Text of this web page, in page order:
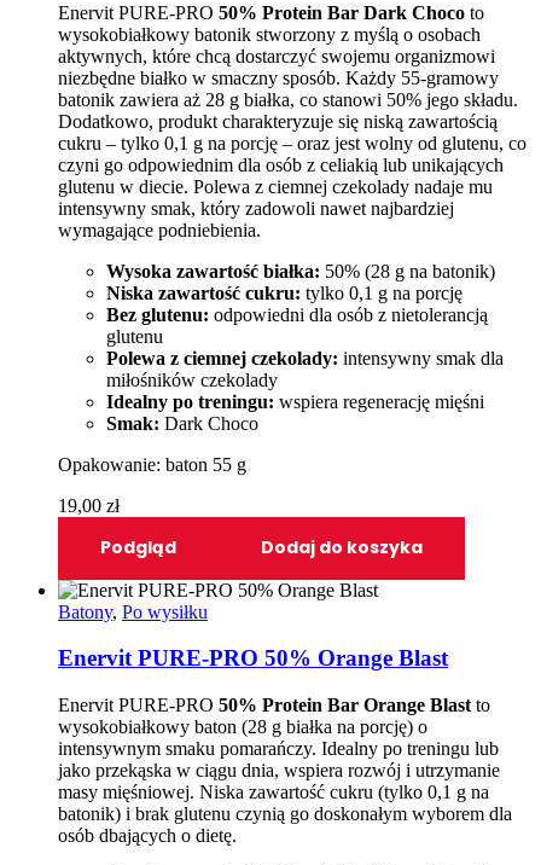
Enervit PURE-PRO 50% Protein Bar Dark Choco to
wysokobiałkowy batonik stworzony z myślą o osobach
aktywnych, które chcą dostarczyć swojemu organizmowi
niezbędne białko w smaczny sposób. Każdy 55-gramowy
batonik zawiera aż 28 g białka, co stanowi 50% jego składu.
Dodatkowo, produkt charakteryzuje się niską zawartością
cukru – tylko 0,1 g na porcję – oraz jest wolny od glutenu, co
czyni go odpowiednim dla osób z celiakią lub unikających
glutenu w diecie. Polewa z ciemnej czekolady nadaje mu
intensywny smak, który zadowoli nawet najbardziej
wymagające podniebienia.
Wysoka zawartość białka: 50% (28 g na batonik)
Niska zawartość cukru: tylko 0,1 g na porcję
Bez glutenu: odpowiedni dla osób z nietolerancją
glutenu
Polewa z ciemnej czekolady: intensywny smak dla
miłośników czekolady
Idealny po treningu: wspiera regenerację mięśni
Smak: Dark Choco
Opakowanie: baton 55 g
19,00 zł
Podgląd Dodaj do koszyka
Batony, Po wysiłku
Enervit PURE-PRO 50% Orange Blast
Enervit PURE-PRO 50% Protein Bar Orange Blast to
wysokobiałkowy baton (28 g białka na porcję) o
intensywnym smaku pomarańczy. Idealny po treningu lub
jako przekąska w ciągu dnia, wspiera rozwój i utrzymanie
masy mięśniowej. Niska zawartość cukru (tylko 0,1 g na
batonik) i brak glutenu czynią go doskonałym wyborem dla
osób dbających o dietę.